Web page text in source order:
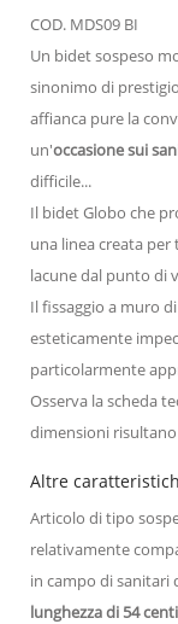
COD. MDS09 BI
Un bidet sospeso
sinonimo di
affianca pure la
un'occasione sui
difficile...
Il bidet Globo che
una linea creata
lacune dal punto di
Il fissaggio a muro
esteticamente
particolarmente
Osserva la scheda
dimensioni
Altre
Articolo di tipo
relativamente
in campo di sanitari
lunghezza di 54